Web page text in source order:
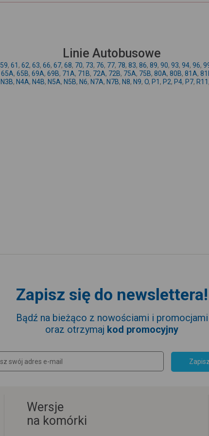
Linie Autobusowe
59, 61 , 62, 63, 66, 67, 68, 70, 73, 76, 77, 78, 83, 86, 89, 90, 93, 94, 96,
65A, 65B, 69A, 69B, 71A, 71B, 72A, 72B, 75A, 75B, 80A, 80B, 81A,
N3B, N4A, N4B, N5A, N5B, N6, N7A, N7B, N8, N9, O, P1 , P2, P4, P7, R11
Zapisz się do newslettera!
Bądź na bieżąco z nowościami i promocjami
oraz otrzymaj kod promocyjny
Wersje
na komórki